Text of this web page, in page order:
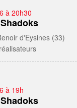
à 20h30
d'Eysines (33)
à 19h